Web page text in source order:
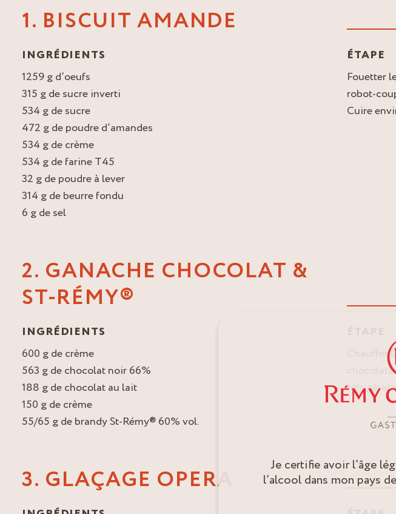
1. BISCUIT AMANDE
INGRÉDIENTS
1259 g d’oeufs
315 g de sucre inverti
534 g de sucre
472 g de poudre d’amandes
534 g de crème
534 g de farine T45
32 g de poudre à lever
314 g de beurre fondu
6 g de sel
ÉTAPE
Fouetter
robot-
Cuire
2. GANACHE CHOCOLAT &
ST-RÉMY®
INGRÉDIENTS
600 g de crème
563 g de chocolat noir 66%
188 g de chocolat au lait
150 g de crème
55/65 g de brandy St-Rémy® 60% vol.
3. GLAÇAGE OPERA
Je certifie avoir l’âge
l’alcool dans mon pays